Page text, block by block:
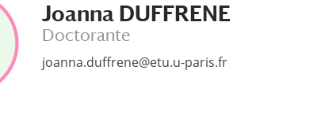
Joanna DUFFRENE
Doctorante
joanna.duffrene@etu.u-paris.fr